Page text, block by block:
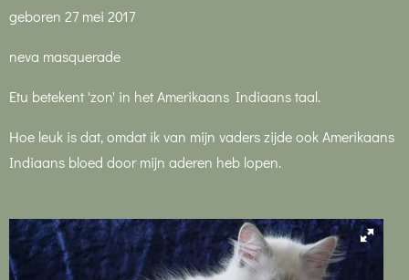
geboren 27 mei 2017
neva masquerade
Etu betekent 'zon' in het Amerikaans Indiaans taal.
Hoe leuk is dat, omdat ik van mijn vaders zijde ook Amerikaans
Indiaans bloed door mijn aderen heb lopen.